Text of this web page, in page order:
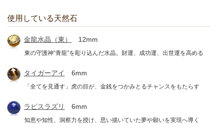
使用している天然石
金龍水晶（東） 12mm
東の守護神“青龍”を彫り込んだ水晶。財運、成功運、出世運を高める
タイガーアイ 6mm
「全てを見通す」虎の目が、金銭をつかみとるチャンスをもたらす
ラピスラズリ 6mm
知恵や知性、洞察力を授け、思い描いていた夢や願いを実現へ導く